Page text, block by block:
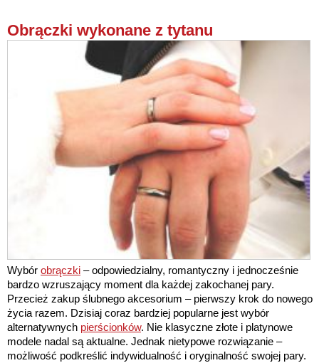
Obrączki wykonane z tytanu
Wybór obrączki – odpowiedzialny, romantyczny i jednocześnie
bardzo wzruszający moment dla każdej zakochanej pary.
Przecież zakup ślubnego akcesorium – pierwszy krok do nowego
życia razem. Dzisiaj coraz bardziej popularne jest wybór
alternatywnych pierścionków. Nie klasyczne złote i platynowe
modele nadal są aktualne. Jednak nietypowe rozwiązanie –
możliwość podkreślić indywidualność i oryginalność swojej pary.